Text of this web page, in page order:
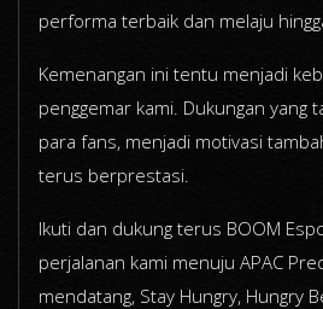
performa terbaik dan melaju
Kemenangan ini tentu menjadi
penggemar kami. Dukungan yang
para fans, menjadi motivasi
terus berprestasi.
Ikuti dan dukung terus BOOM
perjalanan kami menuju APAC
mendatang, Stay Hungry, Hungry